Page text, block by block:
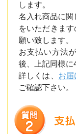
します。
名入れ商品に
をいただきま
願い致します。
お支払い方法
後、上記同様に
詳しくは、 お
ご確認下さい。